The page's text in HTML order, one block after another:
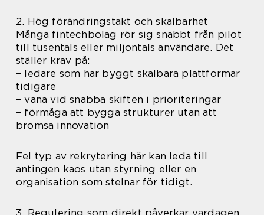
2. Hög förändringstakt och skalbarhet
Många fintechbolag rör sig snabbt från pilot
till tusentals eller miljontals användare. Det
ställer krav på:
– ledare som har byggt skalbara plattformar
tidigare
– vana vid snabba skiften i prioriteringar
– förmåga att bygga strukturer utan att
bromsa innovation
Fel typ av rekrytering här kan leda till
antingen kaos utan styrning eller en
organisation som stelnar för tidigt.
3. Regulering som direkt påverkar vardagen